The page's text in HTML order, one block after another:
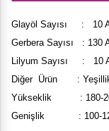
Glayöl Sayısı : 10
Gerbera Sayısı : 130
Lilyum Sayısı : 10
Diğer Ürün :
Yükseklik : 180-
Genişlik : 100-